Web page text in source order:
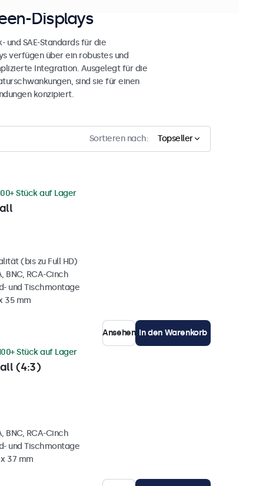
Displays
SAE-Standards für die
verfügen über ein robustes und
Integration. Ausgelegt für die
sind sie für einen
konzipiert.
Sortieren nach: Topseller
Stück auf Lager
(bis zu Full HD)
BNC, RCA-Cinch
und Tischmontage
35 mm
Ansehen In den Warenkorb
(4:3)
Stück auf Lager
BNC, RCA-Cinch
und Tischmontage
37 mm